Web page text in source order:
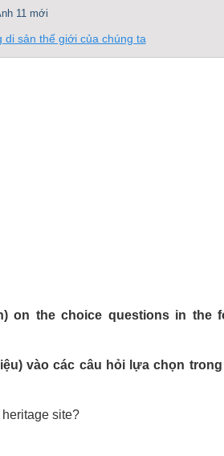
11 mới
di sản thế giới của chúng ta
on the choice questions in the
vào các câu hỏi lựa chọn
site?